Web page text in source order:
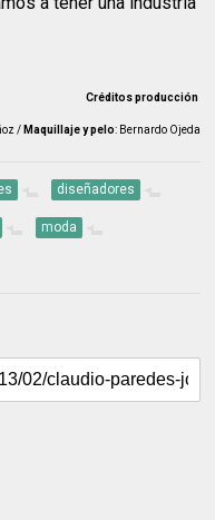
Créditos producción
/ Maquillaje y pelo: Bernardo Ojeda
diseñadores
moda